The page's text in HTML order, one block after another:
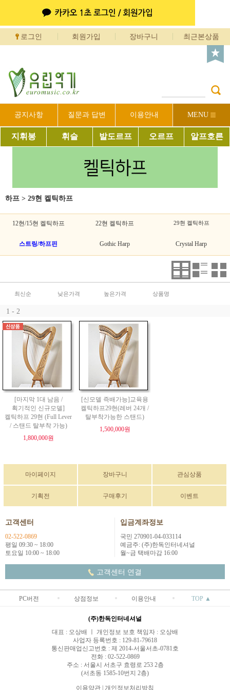
로그인 회원가입 장바구니 최근본상품
공지사항 질문과 답변 이용안내 MENU
지휘봉 휘슬 발도르프 오르프 알프호른
하프 > 29현 켈틱하프
12현/15현 켈틱하프 22현 켈틱하프 29현 켈틱하프
스트링/하프핀 Gothic Harp Crystal Harp
최신순 낮은가격 높은가격 상품명
1 - 2
[마지막 1대 남음 /
획기적인 신규모델]
켈틱하프 29현 (Full Lever
/ 스탠드 탈부착 가능)
1,800,000원
[신모델 즉배가능]교육용
켈틱하프29현(레버 24개 /
탈부착가능한 스탠드)
1,500,000원
마이페이지 장바구니 관심상품
기획전 구매후기 이벤트
고객센터
02-522-0869
평일 09:30 ~ 18:00
토요일 10:00 ~ 18:00
입금계좌정보
국민 270901-04-033114
예금주: (주)한독인터네셔널
월~금 택배마감 16:00
고객센터 연결
PC버전 상점정보 이용안내 TOP ▲
(주)한독인터네셔널
대표 : 오상배 ㅣ 개인정보 보호 책임자 : 오상배
사업자 등록번호 : 129-81-79618
통신판매업신고번호 : 제 2014-서울서초-0781호
전화 : 02-522-0869
주소 : 서울시 서초구 효령로 253 2층
(서초동 1585-10번지 2층)
이용약관 개인정보처리방침